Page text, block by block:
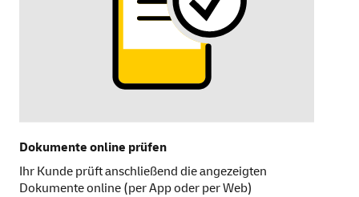
Dokumente online prüfen
Ihr Kunde prüft anschließend die angezeigten
Dokumenteonline (perAppoder perWeb)